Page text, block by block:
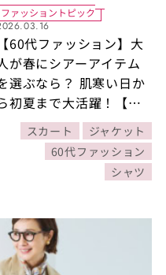
ファッショントピック
【60代ファッション】大
が春にシアーアイテム
選ぶなら？ 肌寒い日か
初夏まで大活躍！【春
の指名買いアイテム】
スカート
ジャケット
60代ファッション
シャツ